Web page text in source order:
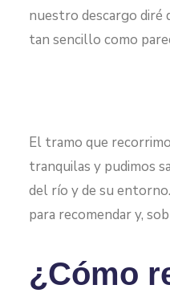
nuestro descargo diré
tan sencillo como
El tramo que
tranquilas y pudimos
del río y de su
para recomendar y,
¿Cómo